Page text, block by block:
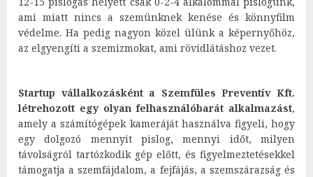
ami miatt nincs a szemünknek kenése és könnyfilm
védelme. Ha pedig nagyon közel ülünk a képernyőhöz,
az elgyengíti a szemizmokat, ami rövidlátáshoz vezet.
Startup vállalkozásként a Szemfüles Preventív Kft.
létrehozott egy olyan felhasználóbarát alkalmazást,
amely a számítógépek kameráját használva figyeli, hogy
egy dolgozó mennyit pislog, mennyi időt, milyen
távolságról tartózkodik gép előtt, és figyelmeztetésekkel
támogatja a szemfájdalom, a fejfájás, a szemszárazság és